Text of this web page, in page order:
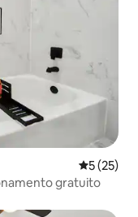
5 de uma
5 (25)
gratuito